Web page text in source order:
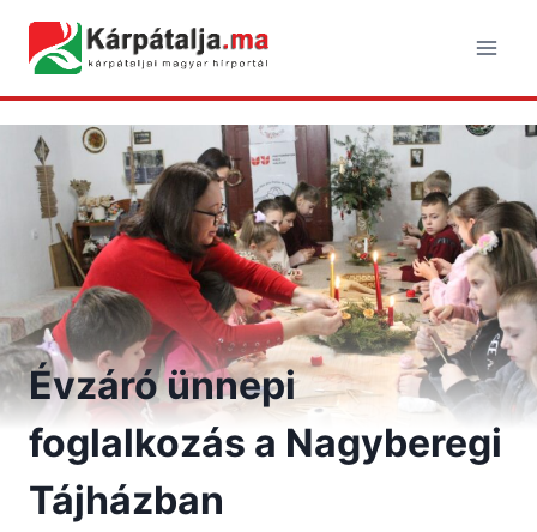
content
Évzáró ünnepi
foglalkozás a Nagyberegi
Tájházban